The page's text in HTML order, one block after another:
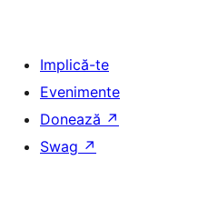
Implică-te
Evenimente
Donează ↗
Swag ↗